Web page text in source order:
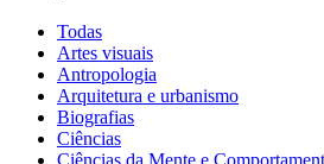
Todas
Artes visuais
Antropologia
Arquitetura e urbanismo
Biografias
Ciências